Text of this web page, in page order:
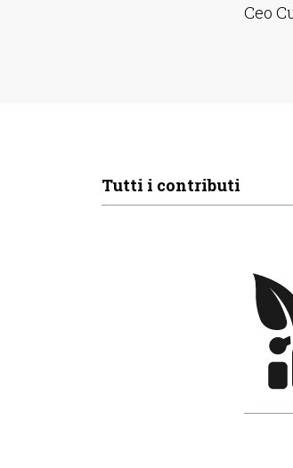
Ceo
Tutti i contributi